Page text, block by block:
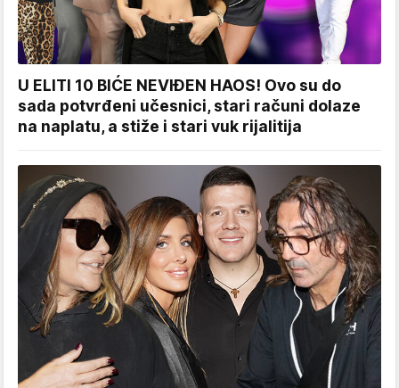
U ELITI 10 BIĆE NEVIĐEN HAOS! Ovo su do
sada potvrđeni učesnici, stari računi dolaze
na naplatu, a stiže i stari vuk rijalitija